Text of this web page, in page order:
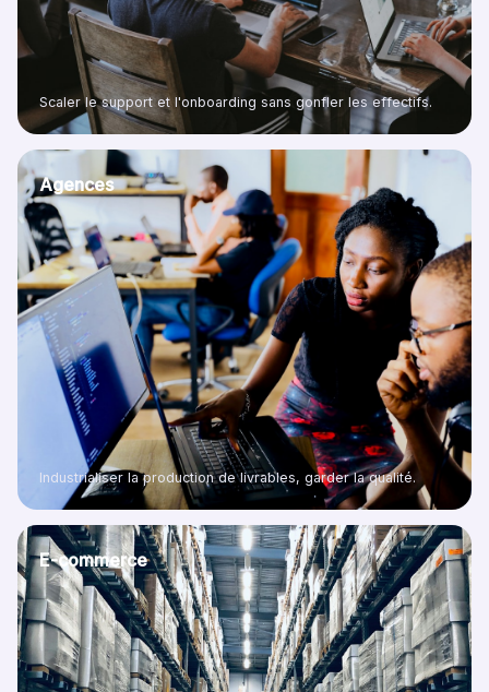
Scaler le support et l'onboarding sans gonfler les effectifs.
Agences
Industrialiser la production de livrables, garder la qualité.
E-commerce